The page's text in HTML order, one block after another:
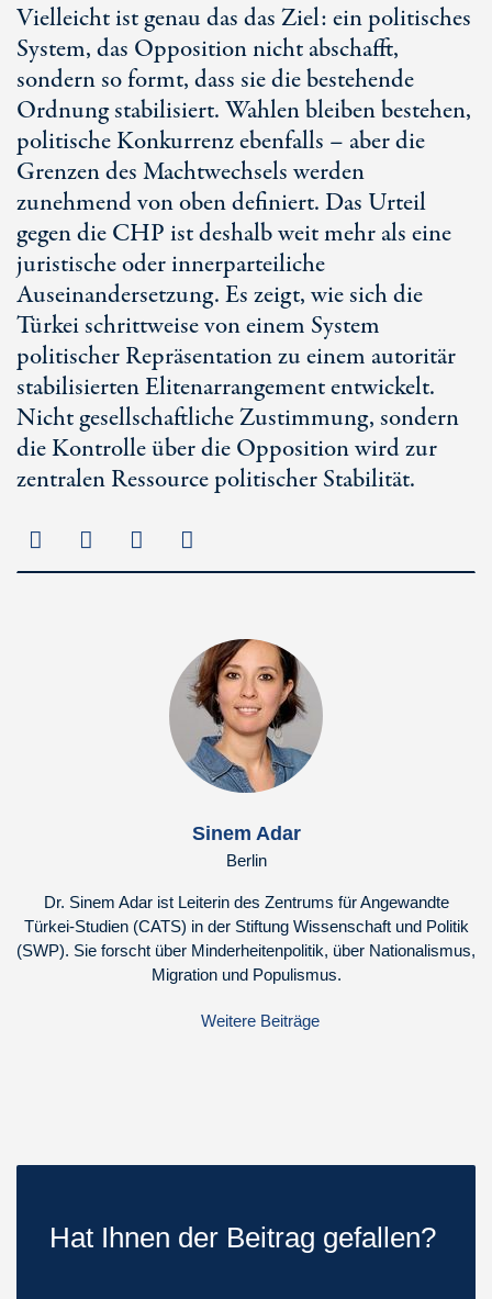
Vielleicht ist genau das das Ziel: ein politisches
System, das Opposition nicht abschafft,
sondern so formt, dass sie die bestehende
Ordnung stabilisiert. Wahlen bleiben bestehen,
politische Konkurrenz ebenfalls – aber die
Grenzen des Machtwechsels werden
zunehmend von oben definiert. Das Urteil
gegen die CHP ist deshalb weit mehr als eine
juristische oder innerparteiliche
Auseinandersetzung. Es zeigt, wie sich die
Türkei schrittweise von einem System
politischer Repräsentation zu einem autoritär
stabilisierten Elitenarrangement entwickelt.
Nicht gesellschaftliche Zustimmung, sondern
die Kontrolle über die Opposition wird zur
zentralen Ressource politischer Stabilität.
Sinem Adar
Berlin
Dr. Sinem Adar ist Leiterin des Zentrums für Angewandte
Türkei-Studien (CATS) in der Stiftung Wissenschaft und Politik
(SWP). Sie forscht über Minderheitenpolitik, über Nationalismus,
Migration und Populismus.
Weitere Beiträge
Hat Ihnen der Beitrag gefallen?